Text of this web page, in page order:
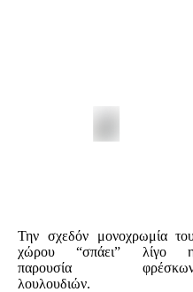
Την σχεδόν μονοχρωμία
χώρου “σπάει” λίγο
παρουσία
λουλουδιών.